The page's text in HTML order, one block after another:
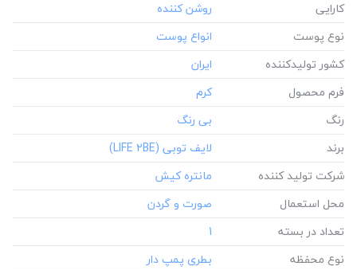
کارایی
نوع پوست
کشور تولید‎کننده
فرم محصول
رنگ
برند
شرکت تولید کننده
محل استعمال
تعداد در بسته
‎1
نوع محفظه